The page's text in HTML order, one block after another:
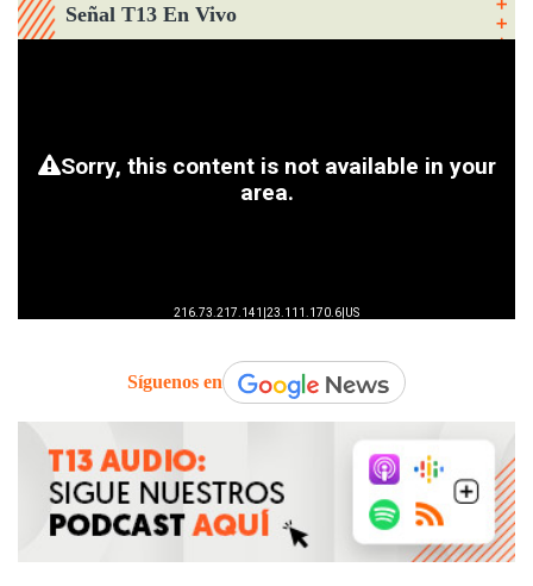
Señal T13 En Vivo
Síguenos en